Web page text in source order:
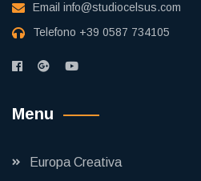
Email info@studiocelsus.com
Telefono +39 0587 734105
Menu
Europa Creativa